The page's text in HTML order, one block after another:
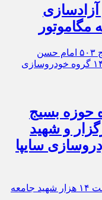
مگاموتور
حوزه بسیج
و شهید
خودروسازی سایپا